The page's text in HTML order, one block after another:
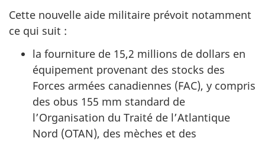
Cette nouvelle aide militaire prévoit notamment
ce qui suit :
la fourniture de 15,2 millions de dollars en
équipement provenant des stocks des
Forces armées canadiennes (FAC), y compris
des obus 155 mm standard de
l’Organisation du Traité de l’Atlantique
Nord (OTAN), des mèches et des